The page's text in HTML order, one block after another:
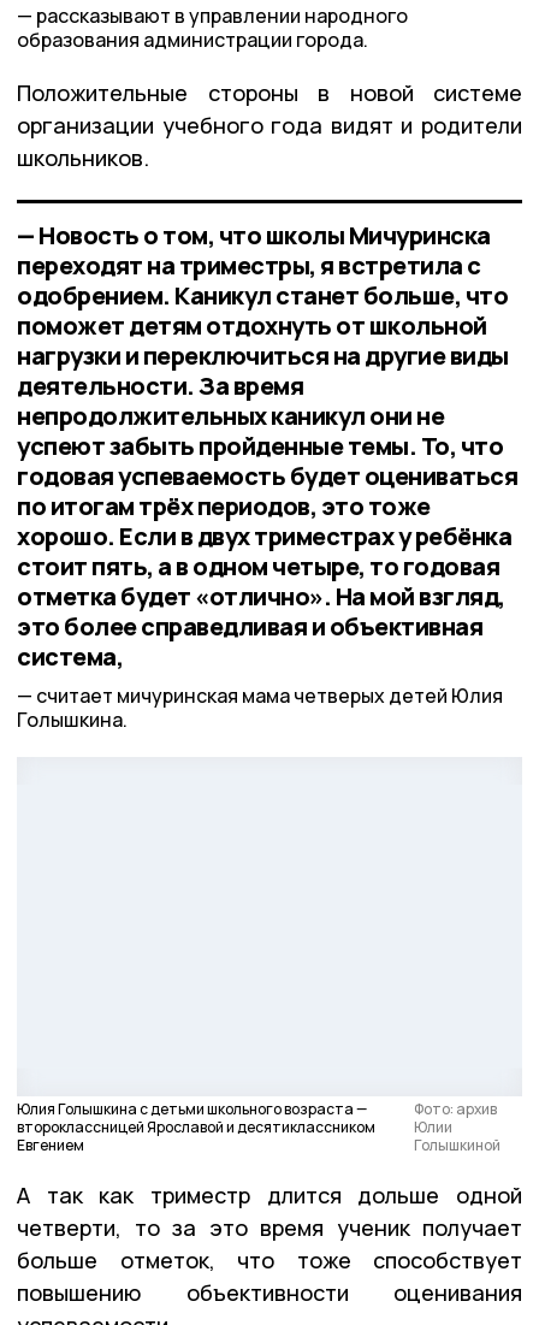
рассказывают в управлении народного
образования администрации города.
Положительные стороны в новой системе
организации учебного года видят и родители
школьников.
— Новость о том, что школы Мичуринска
переходят на триместры, я встретила с
одобрением. Каникул станет больше, что
поможет детям отдохнуть от школьной
нагрузки и переключиться на другие виды
деятельности. За время
непродолжительных каникул они не
успеют забыть пройденные темы. То, что
годовая успеваемость будет оцениваться
по итогам трёх периодов, это тоже
хорошо. Если в двух триместрах у ребёнка
стоит пять, а в одном четыре, то годовая
отметка будет «отлично». На мой взгляд,
это более справедливая и объективная
система,
считает мичуринская мама четверых детей Юлия
Голышкина.
Юлия Голышкина с детьми школьного возраста —
второклассницей Ярославой и десятиклассником
Евгением
Фото: архив
Юлии
Голышкиной
А так как триместр длится дольше одной
четверти, то за это время ученик получает
больше отметок, что тоже способствует
повышению объективности оценивания